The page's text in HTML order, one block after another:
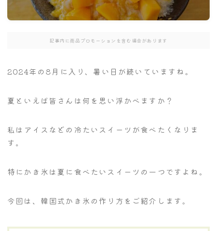
記事内に商品プロモーションを含む場合があります
2024年の8月に入り、暑い日が続いていますね。
夏といえば皆さんは何を思い浮かべますか？
私はアイスなどの冷たいスイーツが食べたくなりま
す。
特にかき氷は夏に食べたいスイーツの一つですよね。
今回は、韓国式かき氷の作り方をご紹介します。